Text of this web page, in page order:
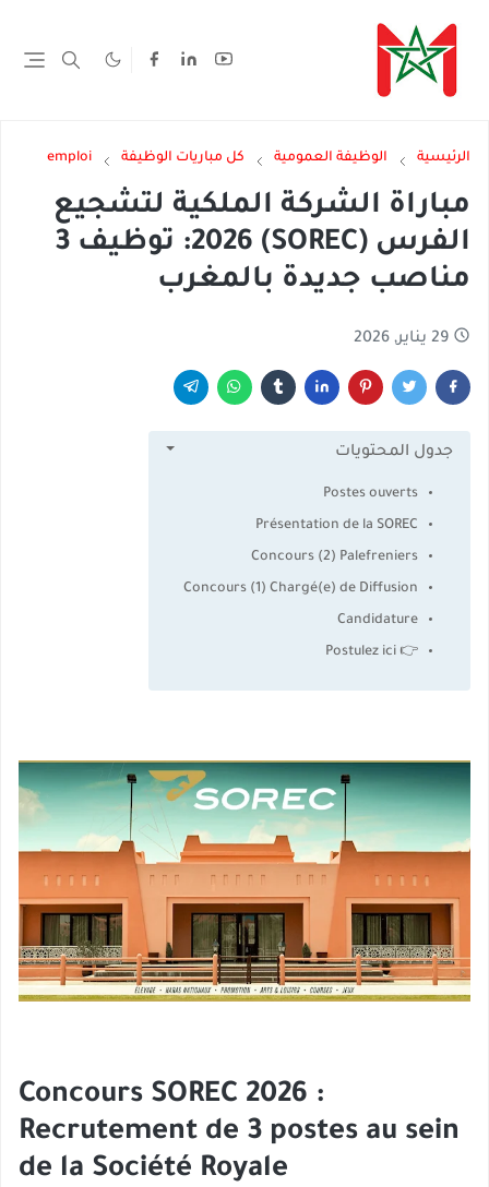
الرئيسية الوظيفة العمومية كل مباريات الوظيفة emploi
مباراة الشركة الملكية لتشجيع
الفرس (SOREC) 2026: توظيف 3
مناصب جديدة بالمغرب
29 يناير, 2026
جدول المحتويات
Postes ouverts
Présentation de la SOREC
Concours (2) Palefreniers
Concours (1) Chargé(e) de Diffusion
Candidature
👉 Postulez ici
Concours SOREC 2026 :
Recrutement de 3 postes au sein
de la Société Royale